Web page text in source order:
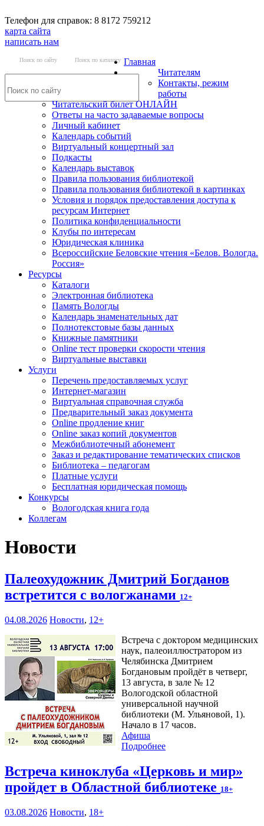
Телефон для справок: 8 8172 759212
карта сайта
написать нам
Поиск по сайту Поиск по каталогу Главная
Читателям
Контакты, режим
работы
Читательский билет ОНЛАЙН
Ответы на часто задаваемые вопросы
Личный кабинет
Календарь событий
Виртуальный концертный зал
Подкасты
Календарь выставок
Правила пользования библиотекой
Правила пользования библиотекой в картинках
Условия и порядок предоставления доступа к
ресурсам Интернет
Политика конфиденциальности
Клубы по интересам
Юридическая клиника
Всероссийские Беловские чтения «Белов. Вологда.
Россия»
Ресурсы
Каталоги
Электронная библиотека
Память Вологды
Календарь знаменательных дат
Полнотекстовые базы данных
Книжные памятники
Online тест проверки скорости чтения
Виртуальные выставки
Услуги
Перечень предоставляемых услуг
Интернет-магазин
Виртуальная справочная служба
Предварительный заказ документа
Online продление книг
Online заказ копий документов
Межбиблиотечный абонемент
Заказ и редактирование тематических списков
Библиотека – педагогам
Платные услуги
Бесплатная юридическая помощь
Конкурсы
Вологодская книга года
Коллегам
Новости
Палеохудожник Дмитрий Богданов
встретится с вологжанами 12+
04.08.2026 Новости, 12+
Встреча с доктором медицинских
наук, палеоиллюстратором из
Челябинска Дмитрием
Богдановым пройдёт в четверг,
13 августа, в зале № 12
Вологодской областной
универсальной научной
библиотеки (М. Ульяновой, 1).
Начало в 17 часов.
Афиша
Подробнее
Встреча киноклуба «Церковь и мир»
пройдет в Областной библиотеке 18+
03.08.2026 Новости, 18+